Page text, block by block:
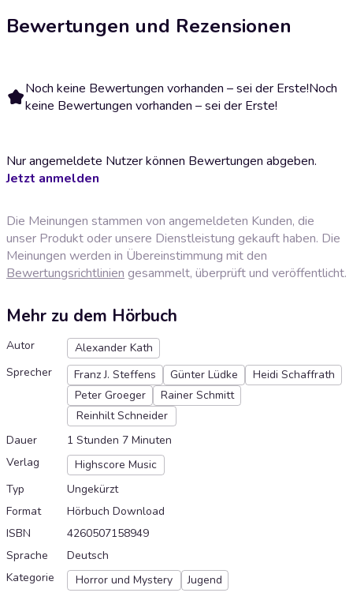
Bewertungen und Rezensionen
Noch keine Bewertungen vorhanden – sei der Erste!Noch
keine Bewertungen vorhanden – sei der Erste!
Nur angemeldete Nutzer können Bewertungen abgeben.
Jetzt anmelden
Die Meinungen stammen von angemeldeten Kunden, die
unser Produkt oder unsere Dienstleistung gekauft haben. Die
Meinungen werden in Übereinstimmung mit den
Bewertungsrichtlinien gesammelt, überprüft und veröffentlicht.
Mehr zu dem Hörbuch
Autor
Alexander Kath
Sprecher
Franz J. Steffens Günter Lüdke
Heidi Schaffrath
Peter Groeger
Rainer Schmitt
Reinhilt Schneider
Dauer
1 Stunden 7 Minuten
Verlag
Highscore Music
Typ
Ungekürzt
Format
Hörbuch Download
ISBN
4260507158949
Sprache
Deutsch
Kategorie
Horror und Mystery Jugend